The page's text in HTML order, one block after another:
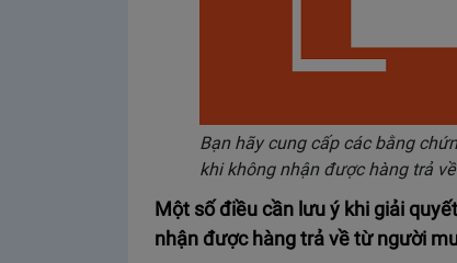
Bạn hãy cung cấp các bằng
khi không nhận được hàng trả về
Một số điều cần lưu ý khi giải
nhận được hàng trả về từ người